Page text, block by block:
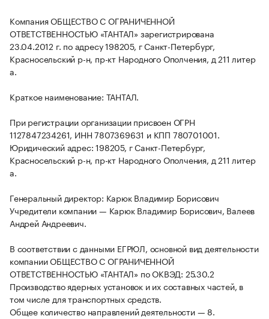
Компания ОБЩЕСТВО С ОГРАНИЧЕННОЙ
ОТВЕТСТВЕННОСТЬЮ «ТАНТАЛ» зарегистрирована
23.04.2012 г. по адресу 198205, г Санкт-Петербург,
Красносельский р-н, пр-кт Народного Ополчения, д 211 литер
а.
Краткое наименование: ТАНТАЛ.
При регистрации организации присвоен ОГРН
1127847234261, ИНН 7807369631 и КПП 780701001.
Юридический адрес: 198205, г Санкт-Петербург,
Красносельский р-н, пр-кт Народного Ополчения, д 211 литер
а.
Генеральный директор: Карюк Владимир Борисович
Учредители компании — Карюк Владимир Борисович, Валеев
Андрей Андреевич.
В соответствии с данными ЕГРЮЛ, основной вид деятельности
компании ОБЩЕСТВО С ОГРАНИЧЕННОЙ
ОТВЕТСТВЕННОСТЬЮ «ТАНТАЛ» по ОКВЭД: 25.30.2
Производство ядерных установок и их составных частей, в
том числе для транспортных средств.
Общее количество направлений деятельности — 8.